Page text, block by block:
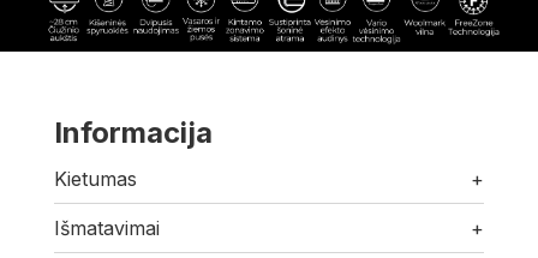
Informacija
Kietumas +
Išmatavimai +